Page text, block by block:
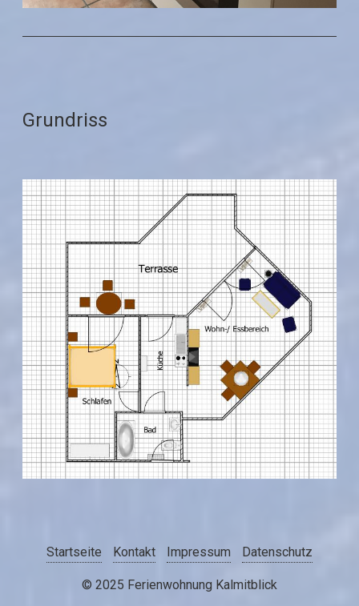
Grundriss
Startseite Kontakt Impressum Datenschutz
© 2025 Ferienwohnung Kalmitblick